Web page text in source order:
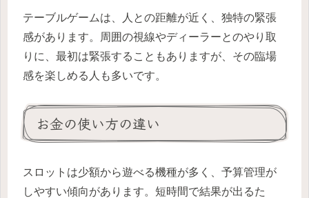
テーブルゲームは、人との距離が近く、独特の緊張
感があります。周囲の視線やディーラーとのやり取
りに、最初は緊張することもありますが、その臨場
感を楽しめる人も多いです。
お金の使い方の違い
スロットは少額から遊べる機種が多く、予算管理が
しやすい傾向があります。短時間で結果が出るた